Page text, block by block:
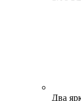
Два